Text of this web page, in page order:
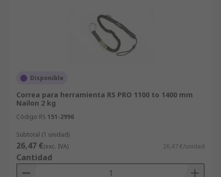
Disponible
Correa para herramienta RS PRO 1100 to 1400 mm
Nailon 2 kg
Código RS 151-2996
Subtotal (1 unidad)
26,47 €(exc. IVA) 26,47 €/unidad
Cantidad